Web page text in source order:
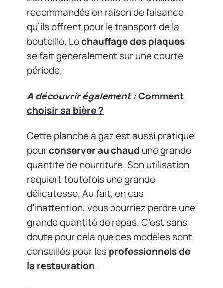
recommandés en raison de l’aisance
qu’ils offrent pour le transport de la
bouteille. Lechauffage des plaques
se fait généralement sur une courte
période.
A découvrir également :Comment
choisir sa bière ?
Cette planche à gaz est aussi pratique
pourconserver au chaud une grande
quantité de nourriture. Son utilisation
requiert toutefois une grande
délicatesse. Au fait, en cas
d’inattention, vous pourriez perdre une
grande quantité de repas. C’est sans
doute pour cela que ces modèles sont
conseillés pour lesprofessionnels de
la restauration.